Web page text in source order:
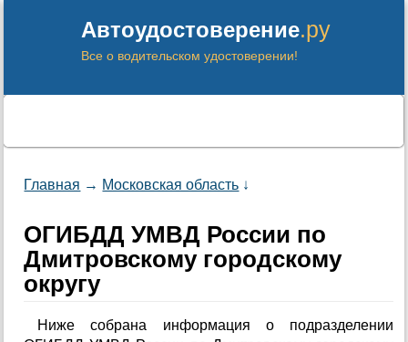
Автоудостоверение.ру
Все о водительском удостоверении!
Главная → Московская область ↓
ОГИБДД УМВД России по
Дмитровскому городскому
округу
Ниже собрана информация о подразделении